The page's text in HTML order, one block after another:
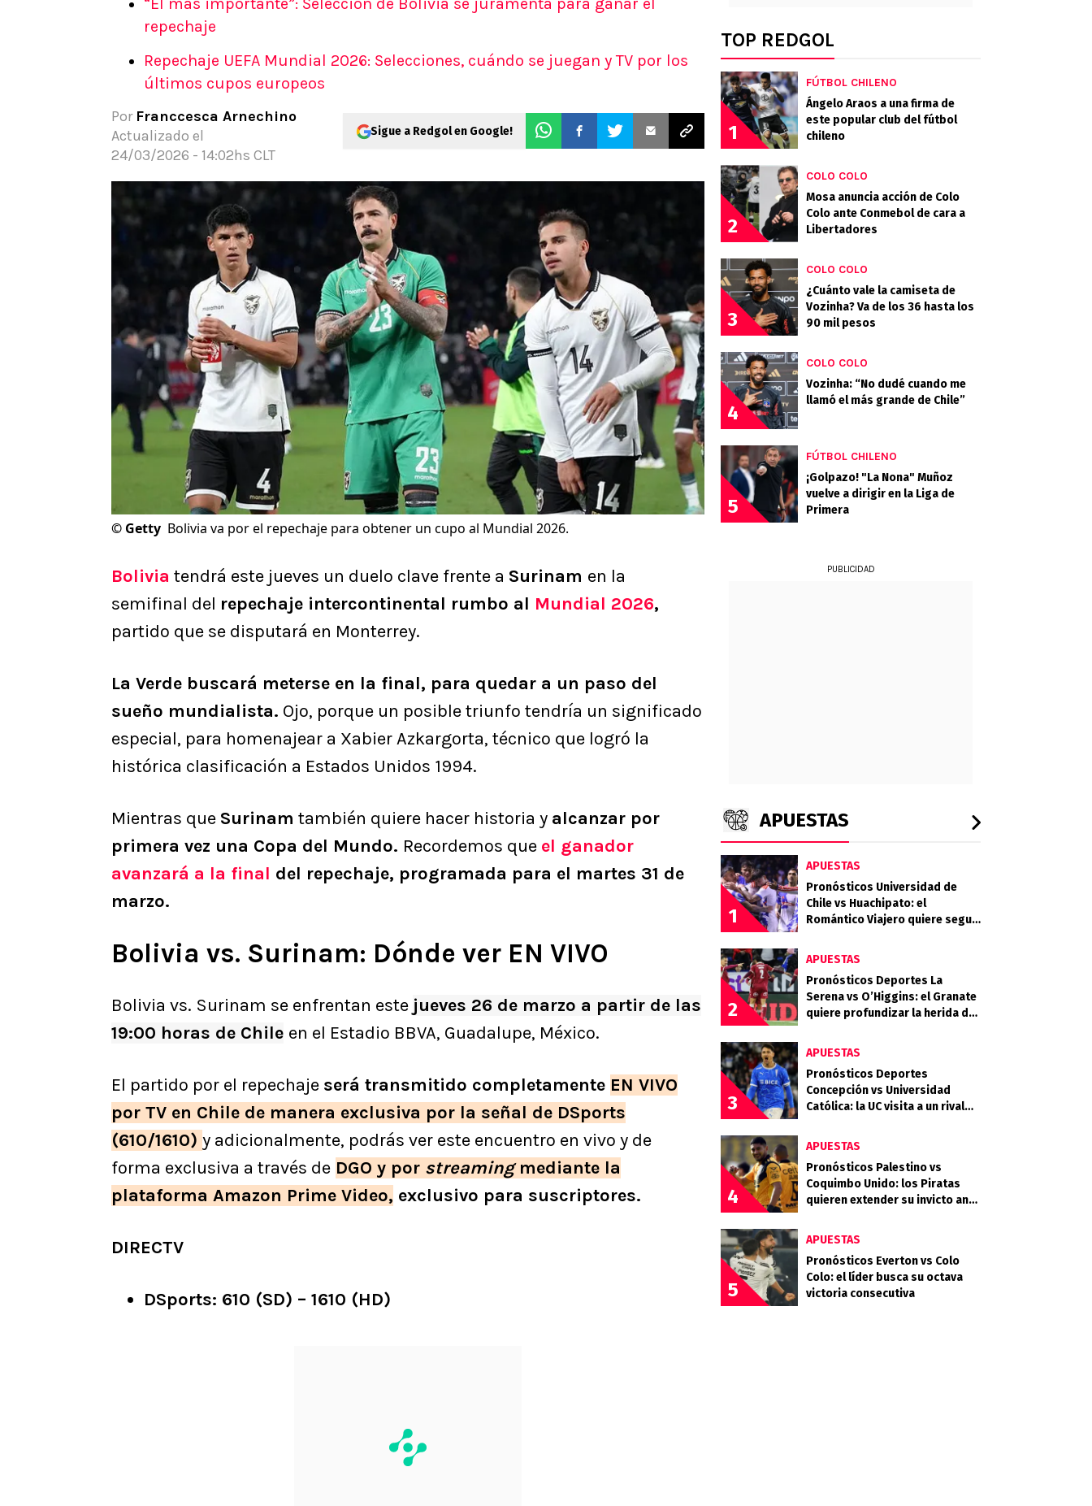
Pronósticos
Apuesta del día
repechaje
Repechaje UEFA Mundial 2026: Selecciones, cuándo se juegan y TV por los
últimos cupos europeos
Por Franccesca Arnechino
Actualizado el
24/03/2026 - 14:02hs CLT
Sigue a Redgol en Google!
© Getty Bolivia va por el repechaje para obtener un cupo al Mundial 2026.
Bolivia tendrá este jueves un duelo clave frente a Surinam en la
semifinal del repechaje intercontinental rumbo al Mundial 2026,
partido que se disputará en Monterrey.
La Verde buscará meterse en la final, para quedar a un paso del
sueño mundialista. Ojo, porque un posible triunfo tendría un significado
especial, para homenajear a Xabier Azkargorta, técnico que logró la
histórica clasificación a Estados Unidos 1994.
Mientras que Surinam también quiere hacer historia y alcanzar por
primera vez una Copa del Mundo. Recordemos que el ganador
avanzará a la final del repechaje, programada para el martes 31 de
marzo.
Bolivia vs. Surinam: Dónde ver EN VIVO
Bolivia vs. Surinam se enfrentan este jueves 26 de marzo a partir de las
19:00 horas de Chile en el Estadio BBVA, Guadalupe, México.
El partido por el repechaje será transmitido completamente EN VIVO
por TV en Chile de manera exclusiva por la señal de DSports
(610/1610) y adicionalmente, podrás ver este encuentro en vivo y de
forma exclusiva a través de DGO y por streamingmediante la
plataforma Amazon Prime Video, exclusivo para suscriptores.
DIRECTV
DSports: 610 (SD) – 1610 (HD)
TOP REDGOL
1
FÚTBOL CHILENO
Ángelo Araos a una firma de
este popular club del fútbol
chileno
2
COLO COLO
Mosa anuncia acción de Colo
Colo ante Conmebol de cara a
Libertadores
3
COLO COLO
¿Cuánto vale la camiseta de
Vozinha? Va de los 36 hasta los
90 mil pesos
4
COLO COLO
Vozinha: “No dudé cuando me
llamó el más grande de Chile”
5
FÚTBOL CHILENO
¡Golpazo! "La Nona" Muñoz
vuelve a dirigir en la Liga de
Primera
PUBLICIDAD
APUESTAS
1
APUESTAS
Pronósticos Universidad de
Chile vs Huachipato: el
Romántico Viajero quiere seguir
2
APUESTAS
Pronósticos Deportes La
Serena vs O’Higgins: el Granate
quiere profundizar la herida del
3
APUESTAS
Pronósticos Deportes
Concepción vs Universidad
Católica: la UC visita a un rival
4
APUESTAS
Pronósticos Palestino vs
Coquimbo Unido: los Piratas
quieren extender su invicto ante
5
APUESTAS
Pronósticos Everton vs Colo
Colo: el líder busca su octava
victoria consecutiva